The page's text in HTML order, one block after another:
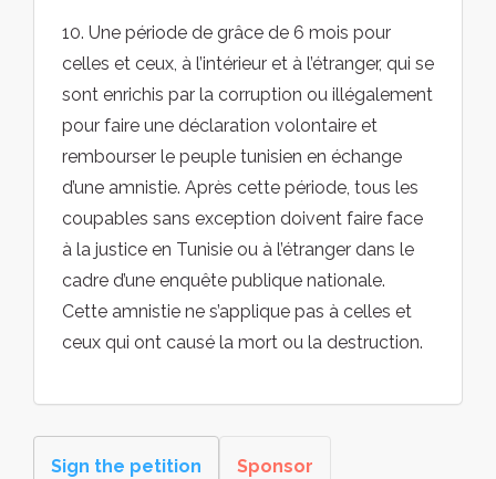
10. Une période de grâce de 6 mois pour
celles et ceux, à l’intérieur et à l’étranger, qui se
sont enrichis par la corruption ou illégalement
pour faire une déclaration volontaire et
rembourser le peuple tunisien en échange
d’une amnistie. Après cette période, tous les
coupables sans exception doivent faire face
à la justice en Tunisie ou à l’étranger dans le
cadre d’une enquête publique nationale.
Cette amnistie ne s’applique pas à celles et
ceux qui ont causé la mort ou la destruction.
Sign the petition Sponsor